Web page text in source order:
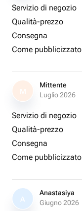
Servizio di negozio
Qualità-prezzo
Consegna
Come pubblicizzato
M
Mittente
Luglio 2026
Servizio di negozio
Qualità-prezzo
Consegna
Come pubblicizzato
A
Anastasiya
Giugno 2026